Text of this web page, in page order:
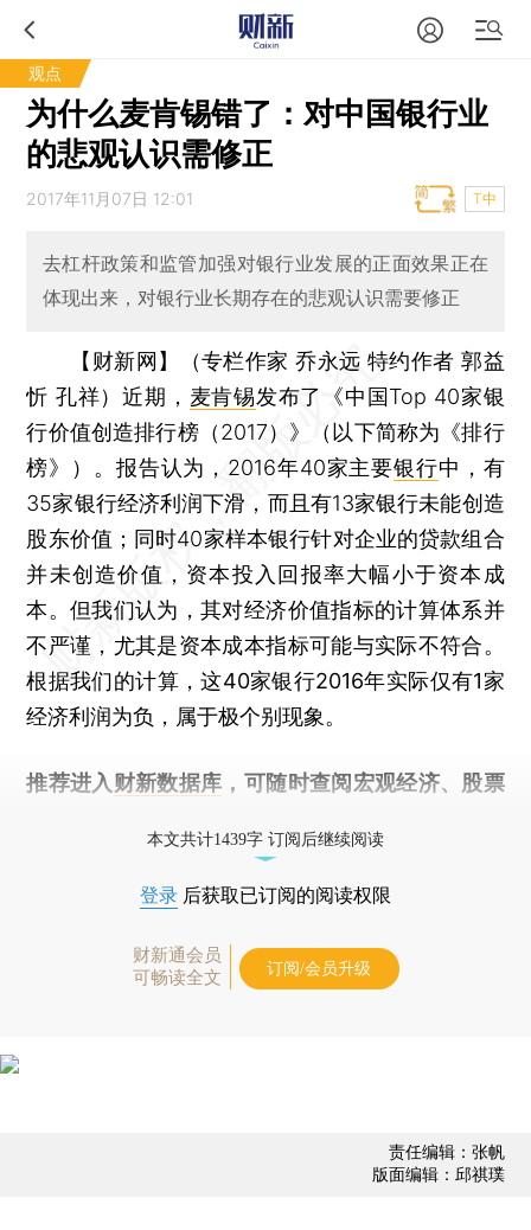
观点
为什么麦肯锡错了：对中国银行业
的悲观认识需修正
2017年11月07日 12:01 T中
去杠杆政策和监管加强对银行业发展的正面效果正在
体现出来，对银行业长期存在的悲观认识需要修正
【财新网】（专栏作家 乔永远 特约作者 郭益
忻 孔祥）近期， 麦肯锡发布了《中国Top 40家银
行价值创造排行榜（2017）》（以下简称为《排行
榜》）。报告认为，2016年40家主要银行中，有
35家银行经济利润下滑，而且有13家银行未能创造
股东价值；同时40家样本银行针对企业的贷款组合
并未创造价值，资本投入回报率大幅小于资本成
本。但我们认为，其对经济价值指标的计算体系并
不严谨，尤其是资本成本指标可能与实际不符合。
根据我们的计算，这40家银行2016年实际仅有1家
经济利润为负，属于极个别现象。
推荐进入 财新数据库 ，可随时查阅宏观经济、股票
本文共计1439字 订阅后继续阅读
登录 后获取已订阅的阅读权限
财新通会员
可畅读全文
订阅/会员升级
责任编辑：张帆
版面编辑：邱祺璞